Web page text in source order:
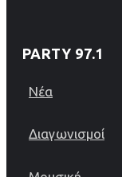
PARTY 97.1
Νέα
Διαγωνισμοί